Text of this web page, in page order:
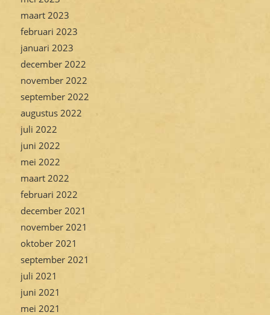
maart 2023
februari 2023
januari 2023
december 2022
november 2022
september 2022
augustus 2022
juli 2022
juni 2022
mei 2022
maart 2022
februari 2022
december 2021
november 2021
oktober 2021
september 2021
juli 2021
juni 2021
mei 2021